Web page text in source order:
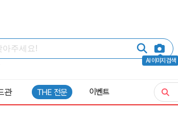
AI 이미지 검색
관 THE 전문 이벤트